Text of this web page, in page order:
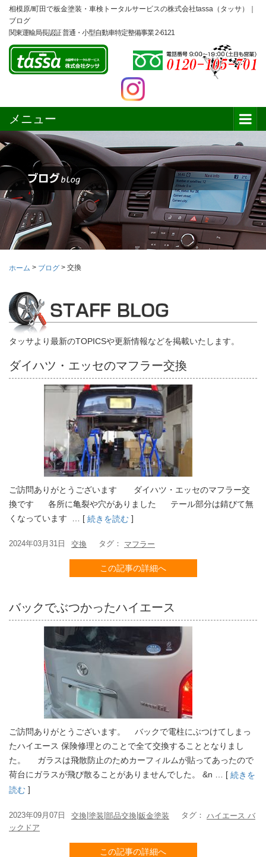
相模原/町田で板金塗装・車検トータルサービスの株式会社tassa（タッサ）｜
ブログ
関東運輸局長認証 普通・小型自動車特定整備事業 2-6121
メニュー
ホーム > ブログ > 交換
タッサより最新のTOPICSや更新情報などを掲載いたします。
ダイハツ・エッセのマフラー交換
ご訪問ありがとうございます ダイハツ・エッセのマフラー交
換です 各所に亀裂や穴がありました テール部分は錆びて無
くなっています … [ 続きを読む ]
2024年03月31日 交換 タグ： マフラー
この記事の詳細へ
バックでぶつかったハイエース
ご訪問ありがとうございます。 バックで電柱にぶつけてしまっ
たハイエース 保険修理とのことで全て交換することとなりまし
た。 ガラスは飛散防止のためカーフィルムが貼ってあったので
荷台にガラスが飛び散ることがありませんでした。 &n … [ 続きを
読む ]
2023年09月07日 交換|塗装|部品交換|鈑金塗装 タグ： ハイエース バ
ックドア
この記事の詳細へ